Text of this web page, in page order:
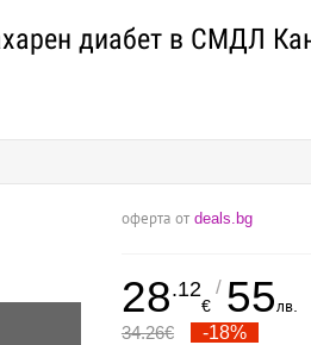
диабет в СМДЛ
оферта от deals.bg
28.12
€
/ 55лв.
34.26€ -18%